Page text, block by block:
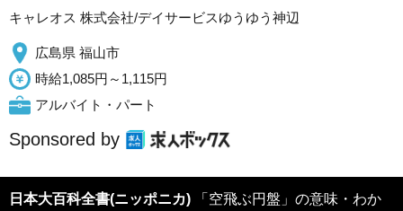
キャレオス 株式会社/デイサービスゆうゆう神辺
広島県 福山市
時給1,085円～1,115円
アルバイト・パート
Sponsored by
日本大百科全書(ニッポニカ) 「空飛ぶ円盤」の意味・わか